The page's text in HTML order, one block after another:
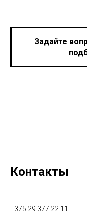
Задайте
Контакты
+375 29 377 22 11